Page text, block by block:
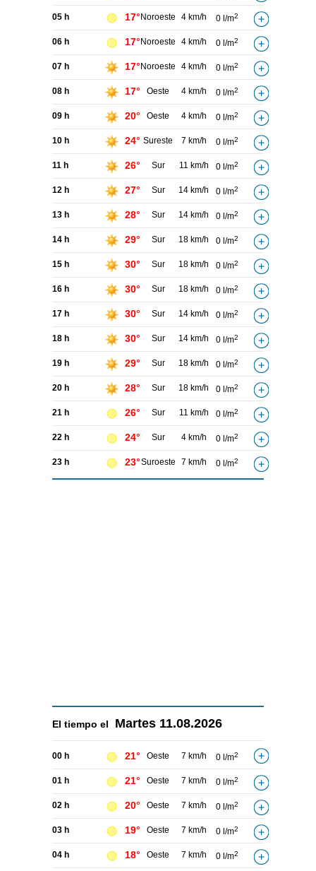
05 h 17° Noroeste 4 km/h 0 l/m2
06 h 17° Noroeste 4 km/h 0 l/m2
07 h 17° Noroeste 4 km/h 0 l/m2
08 h 17° Oeste 4 km/h 0 l/m2
09 h 20° Oeste 4 km/h 0 l/m2
10 h 24° Sureste 7 km/h 0 l/m2
11 h 26° Sur 11 km/h 0 l/m2
12 h 27° Sur 14 km/h 0 l/m2
13 h 28° Sur 14 km/h 0 l/m2
14 h 29° Sur 18 km/h 0 l/m2
15 h 30° Sur 18 km/h 0 l/m2
16 h 30° Sur 18 km/h 0 l/m2
17 h 30° Sur 14 km/h 0 l/m2
18 h 30° Sur 14 km/h 0 l/m2
19 h 29° Sur 18 km/h 0 l/m2
20 h 28° Sur 18 km/h 0 l/m2
21 h 26° Sur 11 km/h 0 l/m2
22 h 24° Sur 4 km/h 0 l/m2
23 h 23°Suroeste 7 km/h 0 l/m2
El tiempo el Martes 11.08.2026
00 h 21° Oeste 7 km/h 0 l/m2
01 h 21° Oeste 7 km/h 0 l/m2
02 h 20° Oeste 7 km/h 0 l/m2
03 h 19° Oeste 7 km/h 0 l/m2
04 h 18° Oeste 7 km/h 0 l/m2